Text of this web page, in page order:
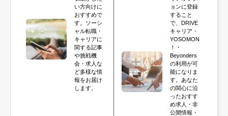
い方向けに
おすすめで
す。ソーシ
ャル転職・
キャリアに
関する記事
や挑戦機
会・求人な
ど多様な情
報をお届け
します。
ョンに登録
すること
で、DRIVE
キャリア・
YOSOMON
！・
Beyonders
の利用が可
能になりま
す。あなた
の関心に沿
ったおすす
め求人・非
公開情報・